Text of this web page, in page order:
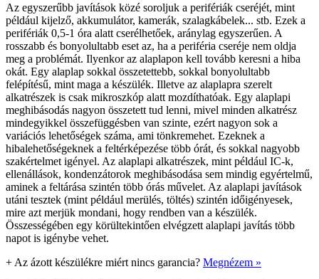
Az egyszerűbb javítások közé soroljuk a perifériák cseréjét, mint
például kijelző, akkumulátor, kamerák, szalagkábelek... stb. Ezek a
perifériák 0,5-1 óra alatt cserélhetőek, aránylag egyszerűen. A
rosszabb és bonyolultabb eset az, ha a periféria cseréje nem oldja
meg a problémát. Ilyenkor az alaplapon kell tovább keresni a hiba
okát. Egy alaplap sokkal összetettebb, sokkal bonyolultabb
felépítésű, mint maga a készülék. Illetve az alaplapra szerelt
alkatrészek is csak mikroszkóp alatt mozdíthatóak. Egy alaplapi
meghibásodás nagyon összetett tud lenni, mivel minden alkatrész
mindegyikkel összefüggésben van szinte, ezért nagyon sok a
variációs lehetőségek száma, ami tönkremehet. Ezeknek a
hibalehetőségeknek a feltérképezése több órát, és sokkal nagyobb
szakértelmet igényel. Az alaplapi alkatrészek, mint például IC-k,
ellenállások, kondenzátorok meghibásodása sem mindig egyértelmű,
aminek a feltárása szintén több órás művelet. Az alaplapi javítások
utáni tesztek (mint például merülés, töltés) szintén időigényesek,
mire azt merjük mondani, hogy rendben van a készülék.
Összességében egy körültekintően elvégzett alaplapi javítás több
napot is igénybe vehet.
+ Az ázott készülékre miért nincs garancia? Megnézem »